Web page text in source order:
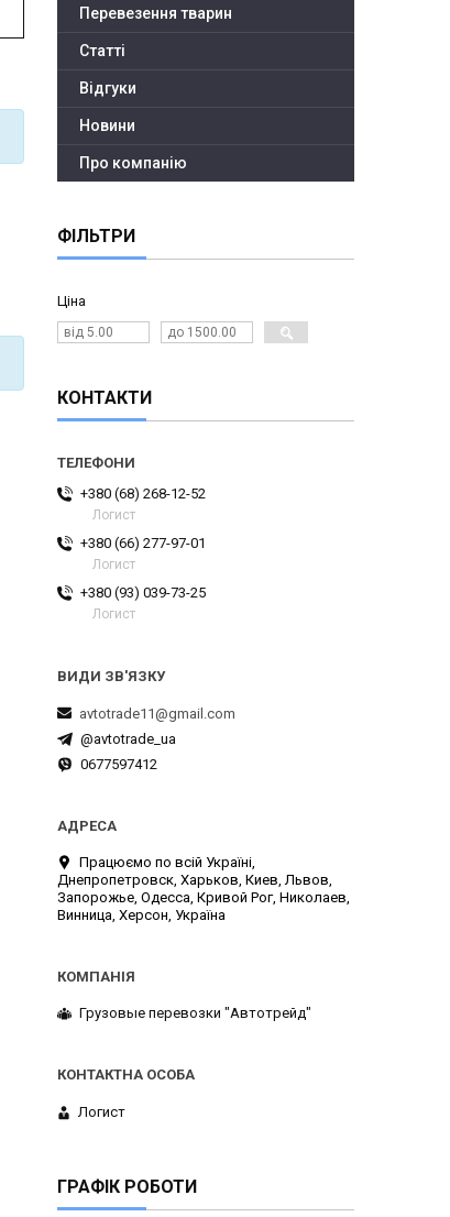
Перевезення тварин
Статті
Відгуки
Новини
Про компанію
ФІЛЬТРИ
Ціна
КОНТАКТИ
+380 (68) 268-12-52
Логист
+380 (66) 277-97-01
Логист
+380 (93) 039-73-25
Логист
avtotrade11@gmail.com
@avtotrade_ua
0677597412
Працюємо по всій Україні,
Днепропетровск, Харьков, Киев, Львов,
Запорожье, Одесса, Кривой Рог, Николаев,
Винница, Херсон, Україна
Грузовые перевозки "Автотрейд"
Логист
ГРАФІК РОБОТИ